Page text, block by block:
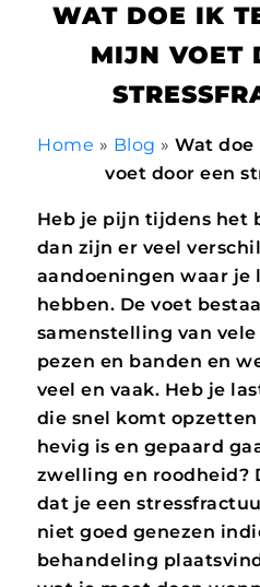
WAT DOE IK
MIJN VOET
Home » Blog »Wat
voet door een
Heb je pijn tijdens het
dan zijn er veel
aandoeningen waar je
hebben. De voet
samenstelling van
pezen en banden en
veel en vaak. Heb je
die snel komt
hevig is en gepaard
zwelling en roodheid?
dat je een
niet goed genezen
behandeling